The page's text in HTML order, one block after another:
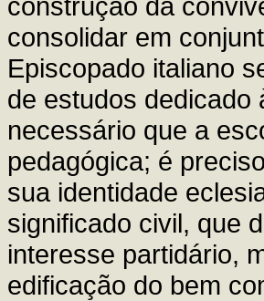
consolidar em
Episcopado italiano
de estudos dedicado
necessário que a
pedagógica; é
sua identidade
significado civil, que
interesse partidário,
edificação do bem